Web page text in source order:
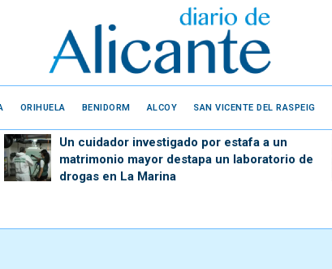
ORIHUELA BENIDORM ALCOY SAN VICENTE DEL RASPEIG
Un cuidador investigado por estafa a un
matrimonio mayor destapa un laboratorio de
drogas en La Marina